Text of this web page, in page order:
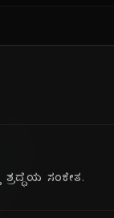
ಸಂಕೇತ.